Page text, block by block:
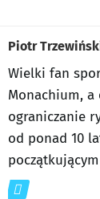
Piotr
Wielki fan
Monachium, a
ograniczanie
od ponad 10